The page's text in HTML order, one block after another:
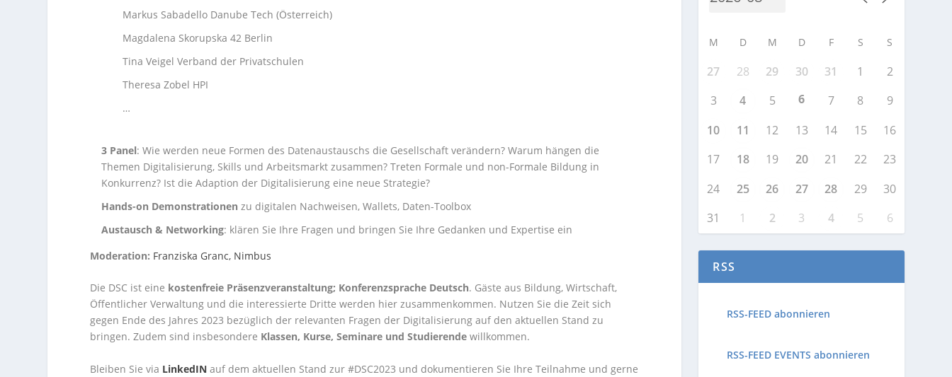
Markus Sabadello Danube Tech (Österreich)
Magdalena Skorupska 42 Berlin
Tina Veigel Verband der Privatschulen
Theresa Zobel HPI
…
3 Panel: Wie werden neue Formen des Datenaustauschs die Gesellschaft verändern? Warum hängen die
Themen Digitalisierung, Skills und Arbeitsmarkt zusammen? Treten Formale und non-Formale Bildung in
Konkurrenz? Ist die Adaption der Digitalisierung eine neue Strategie?
Hands-on Demonstrationen zu digitalen Nachweisen, Wallets, Daten-Toolbox
Austausch & Networking: klären Sie Ihre Fragen und bringen Sie Ihre Gedanken und Expertise ein
Moderation: Franziska Granc, Nimbus
Die DSC ist eine kostenfreie Präsenzveranstaltung; Konferenzsprache Deutsch. Gäste aus Bildung, Wirtschaft,
Öffentlicher Verwaltung und die interessierte Dritte werden hier zusammenkommen. Nutzen Sie die Zeit sich
gegen Ende des Jahres 2023 bezüglich der relevanten Fragen der Digitalisierung auf den aktuellen Stand zu
bringen. Zudem sind insbesondere Klassen, Kurse, Seminare und Studierende willkommen.
Bleiben Sie via LinkedIN auf dem aktuellen Stand zur #DSC2023 und dokumentieren Sie Ihre Teilnahme und gerne
M D M D F S S
27 28 29 30 31 1
2
3
4 5 6 7 8
9
10
11 12 13 14 15
16
17
18 19 20 21 22
23
24
25 26 27 28 29
30
31
1 2 3 4 5 6
RSS
RSS-FEED abonnieren
RSS-FEED EVENTS abonnieren